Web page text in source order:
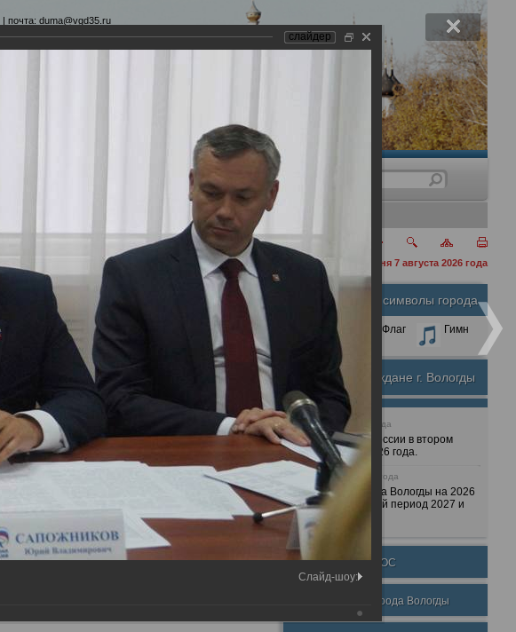
| почта: duma@vgd35.ru
сегодня 7 августа 2026 года
по рассмотрению программы проекта Партии
Размер шрифта:
А
"ЕДИНАЯ РОССИЯ" "Городская среда"
Официальные символы города
Герб Флаг Гимн
Почетные граждане г. Вологды
25 июня 2026 года
Очередные сессии в втором
полугодии 2026 года.
7 декабря 2025 года
Бюджет города Вологды на 2026
год и плановый период 2027 и
2028 годов.
ТОС
Награды города Вологды
слайдер
Слайд-шоу: